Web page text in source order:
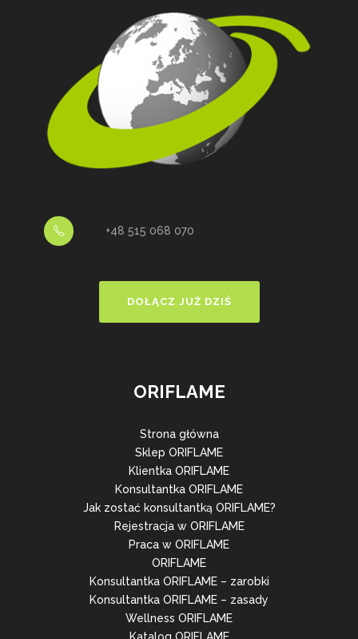
+48 515 068 070
DOŁĄCZ JUŻ DZIŚ
ORIFLAME
Strona główna
Sklep ORIFLAME
Klientka ORIFLAME
Konsultantka ORIFLAME
Jak zostać konsultantką ORIFLAME?
Rejestracja w ORIFLAME
Praca w ORIFLAME
ORIFLAME
Konsultantka ORIFLAME – zarobki
Konsultantka ORIFLAME – zasady
Wellness ORIFLAME
Katalog ORIFLAME